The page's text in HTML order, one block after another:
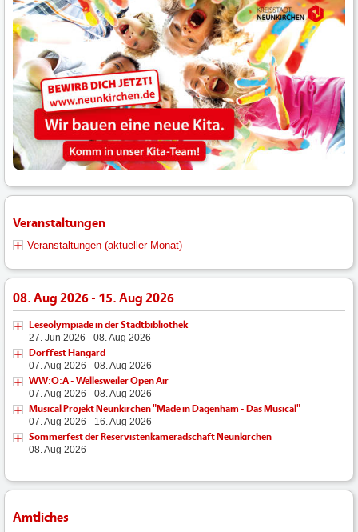
Veranstaltungen
Veranstaltungen (aktueller Monat)
08. Aug 2026 - 15. Aug 2026
Leseolympiade in der Stadtbibliothek
27. Jun 2026 - 08. Aug 2026
Dorffest Hangard
07. Aug 2026 - 08. Aug 2026
WW:O:A - Wellesweiler Open Air
07. Aug 2026 - 08. Aug 2026
Musical Projekt Neunkirchen "Made in Dagenham - Das Musical"
07. Aug 2026 - 16. Aug 2026
Sommerfest der Reservistenkameradschaft Neunkirchen
08. Aug 2026
Amtliches